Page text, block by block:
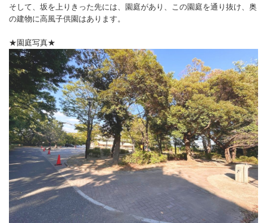
そして、坂を上りきった先には、園庭があり、この園庭を通り抜け、奥
の建物に高風子供園はあります。
★園庭写真★